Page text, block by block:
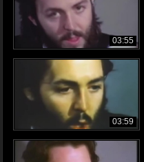
03:55
03:59